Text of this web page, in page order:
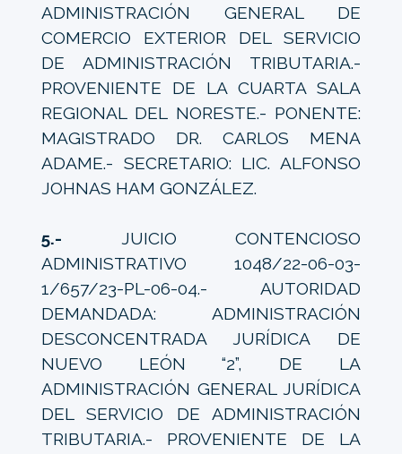
ADMINISTRACIÓN GENERAL DE
COMERCIO EXTERIOR DEL SERVICIO
DE ADMINISTRACIÓN TRIBUTARIA.-
PROVENIENTE DE LA CUARTA SALA
REGIONAL DEL NORESTE.- PONENTE:
MAGISTRADO DR. CARLOS MENA
ADAME.- SECRETARIO: LIC. ALFONSO
JOHNAS HAM GONZÁLEZ.
5.- JUICIO CONTENCIOSO
ADMINISTRATIVO 1048/22-06-03-
1/657/23-PL-06-04.- AUTORIDAD
DEMANDADA: ADMINISTRACIÓN
DESCONCENTRADA JURÍDICA DE
NUEVO LEÓN “2”, DE LA
ADMINISTRACIÓN GENERAL JURÍDICA
DEL SERVICIO DE ADMINISTRACIÓN
TRIBUTARIA.- PROVENIENTE DE LA